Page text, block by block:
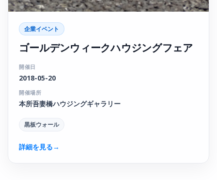
企業イベント
ゴールデンウィークハウジングフェア
開催日
2018-05-20
開催場所
本所吾妻橋ハウジングギャラリー
黒板ウォール
詳細を見る→